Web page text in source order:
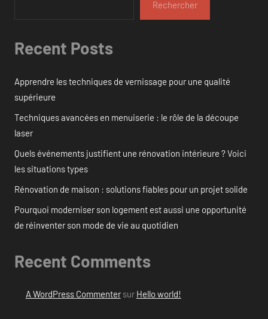
Rechercher
Recent Posts
Apprendre les techniques de vernissage pour une qualité
supérieure
Techniques avancées en menuiserie : le rôle de la découpe
laser
Quels événements justifient une rénovation intérieure ? Voici
les situations types
Rénovation de maison : solutions fiables pour un projet solide
Pourquoi moderniser son logement est aussi une opportunité
de réinventer son mode de vie au quotidien
Recent Comments
A WordPress Commentersur Hello world!